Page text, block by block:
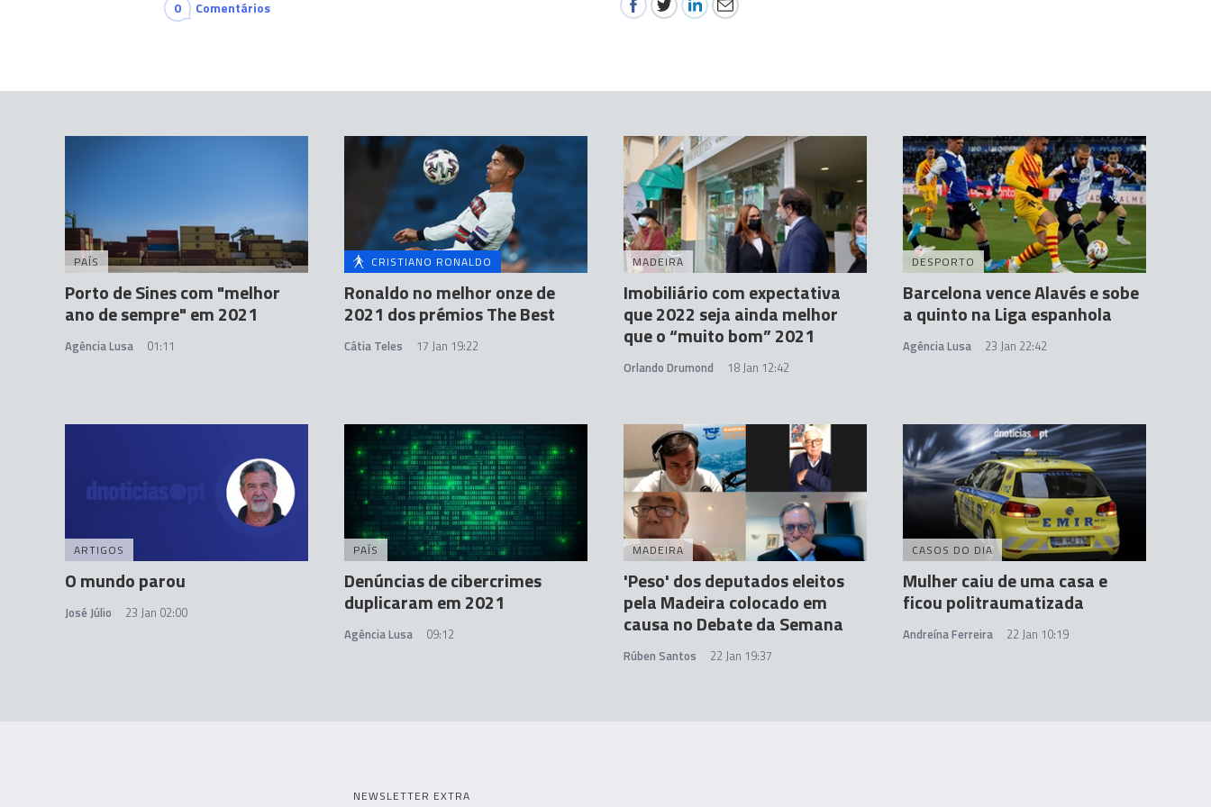
0 Comentários
PAÍS
Porto de Sines com "melhor
ano de sempre" em 2021
Agência Lusa 01:11
CRISTIANO RONALDO
Ronaldo no melhor onze de
2021 dos prémios The Best
Cátia Teles 17 Jan 19:22
MADEIRA
Imobiliário com expectativa
que 2022 seja ainda melhor
que o “muito bom” 2021
Orlando Drumond 18 Jan 12:42
DESPORTO
Barcelona vence Alavés e sobe
a quinto na Liga espanhola
Agência Lusa 23 Jan 22:42
ARTIGOS
O mundo parou
José Júlio 23 Jan 02:00
PAÍS
Denúncias de cibercrimes
duplicaram em 2021
Agência Lusa 09:12
MADEIRA
'Peso' dos deputados eleitos
pela Madeira colocado em
causa no Debate da Semana
Rúben Santos 22 Jan 19:37
CASOS DO DIA
Mulher caiu de uma casa e
ficou politraumatizada
Andreína Ferreira 22 Jan 10:19
NEWSLETTER EXTRA